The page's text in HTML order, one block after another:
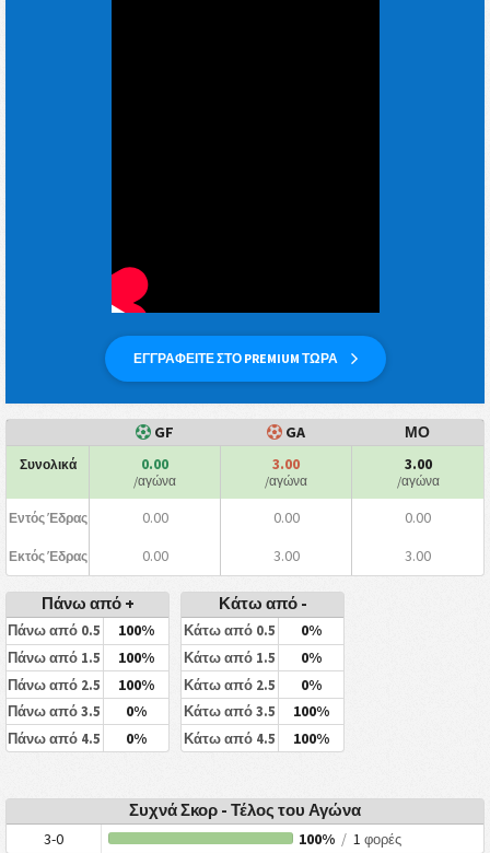
ΕΓΓΡΑΦΕΙΤΕ ΣΤΟ PREMIUM ΤΩΡΑ
GF GA ΜΟ
Συνολικά 0.00
/αγώνα
3.00
/αγώνα
3.00
/αγώνα
Εντός Έδρας 0.00 0.00 0.00
Εκτός Έδρας 0.00 3.00 3.00
Πάνω από +
Πάνω από 0.5 100%
Πάνω από 1.5 100%
Πάνω από 2.5 100%
Πάνω από 3.5 0%
Πάνω από 4.5 0%
Κάτω από -
Κάτω από 0.5 0%
Κάτω από 1.5 0%
Κάτω από 2.5 0%
Κάτω από 3.5 100%
Κάτω από 4.5 100%
Συχνά Σκορ - Τέλος του Αγώνα
3-0 100% / 1φορές